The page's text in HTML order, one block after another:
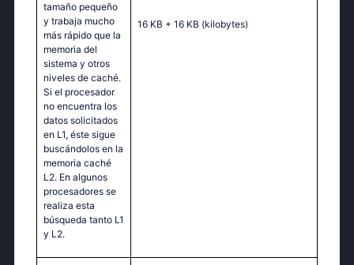
tamaño pequeño
y trabaja mucho
más rápido que la
memoria del
sistema y otros
niveles de caché.
Si el procesador
no encuentra los
datos solicitados
en L1, éste sigue
buscándolos en la
memoria caché
L2. En algunos
procesadores se
realiza esta
búsqueda tanto L1
y L2.
16 KB + 16 KB (kilobytes)